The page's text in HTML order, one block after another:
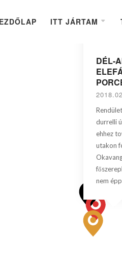
ITT JÁRTAM
DÉL-
durrelli
ehhez
utakon
nem